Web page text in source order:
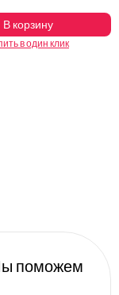
в один клик
В корзину
поможем